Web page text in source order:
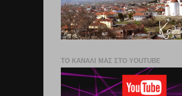
ΤΟ ΚΑΝΑΛΙ ΜΑΣ ΣΤΟ YOUTUBE